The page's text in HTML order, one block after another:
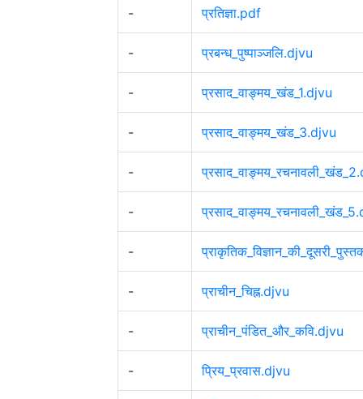
- प्रतिज्ञा.pdf
- प्रबन्ध_पुष्पाञ्जलि.djvu
- प्रसाद_वाङ्मय_खंड_1.djvu
- प्रसाद_वाङ्मय_खंड_3.djvu
-
-
-
- प्राचीन_चिह्न.djvu
- प्राचीन_पंडित_और_कवि.djvu
- प्रिय_प्रवास.djvu